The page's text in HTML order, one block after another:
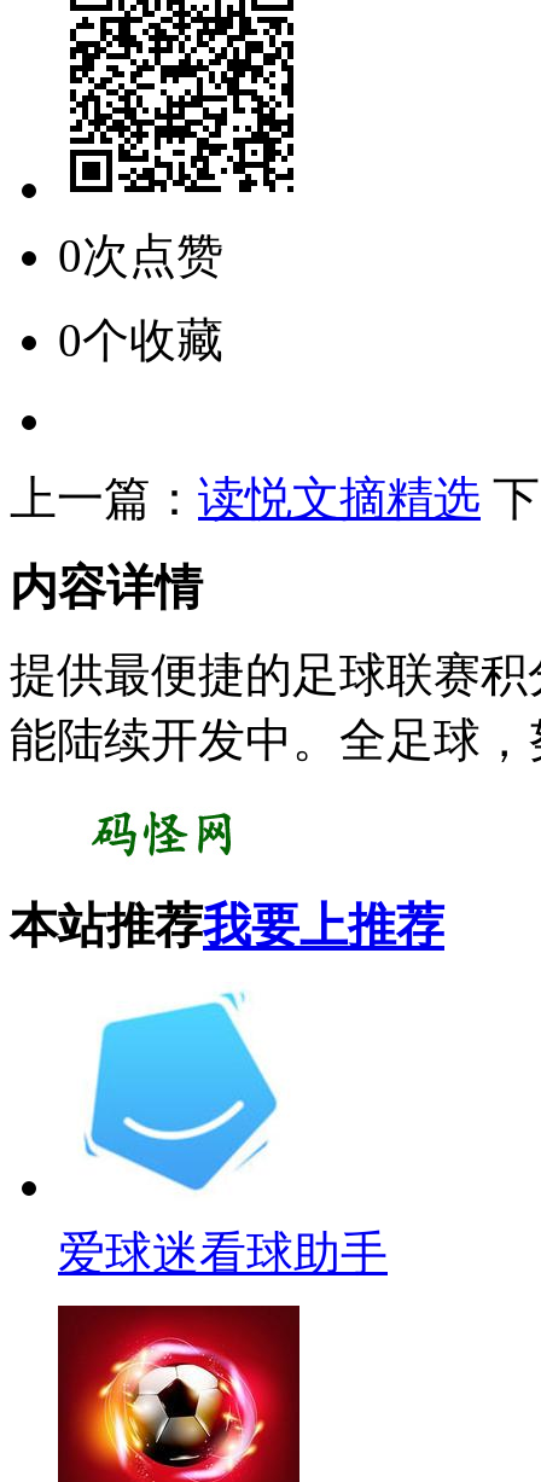
0次点赞
0个收藏
上一篇： 读悦文摘精选
内容详情
提供最便捷的足球联赛
能陆续开发中。全足球
本站推荐我要上推荐
爱球迷看球助手